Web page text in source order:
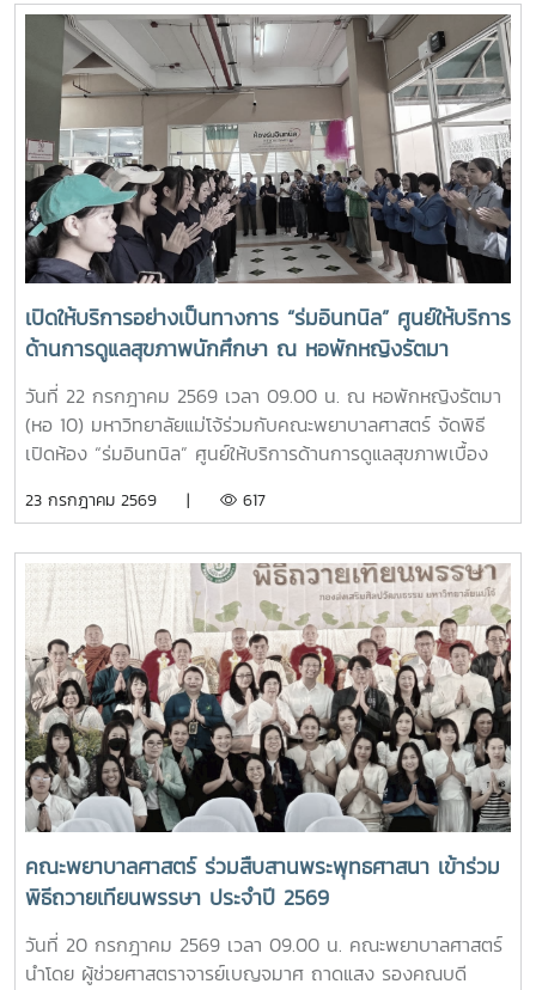
แรงบันดาลใจแก่นักเรียนในการก้าวสู่การเป็นบุคลากรทางการ
พยาบาลในอนาคตต่อไป
วิถีใหม่ (11701001)ในการนี้ รองศาสตราจารย์ ดร.เทพ พงษ์พา
นิช นายกสภามหาวิทยาลัยแม่โจ้ พร้อมด้วย นายพงษ์พิพัฒน์
ราชจันทร์ หัวหน้างานพัฒนานักศึกษาและศิษย์เก่าสัมพันธ์ ใน
ฐานะอาจารย์ประจำรายวิชา ร่วมให้ความรู้เกี่ยวกับประวัติความ
เป็นมา ปรัชญา และอัตลักษณ์ของมหาวิทยาลัยแม่โจ้ เพื่อสร้าง
ความเข้าใจและความผูกพันต่อสถาบันโอกาสนี้ รองศาสตราจารย์
ดร.เทพ พงษ์พานิช ได้เน้นย้ำให้นักศึกษาเรียนรู้รากเหง้าความ
เป็นแม่โจ้ มีความภาคภูมิใจในสถาบัน มีพลังใจในการศึกษา ยึด
มั่นและดำเนินตามรอยคุณงามความดีของปูชนียบุคคล ประพฤติ
ตนเป็นคนดี มีความรับผิดชอบ ยึดถืออัตลักษณ์ของนักศึกษา
พยาบาลศาสตร์ มหาวิทยาลัยแม่โจ้ ที่ว่า “งามสง่า จิตอาสา
อดทน สู้งาน” เพื่อเติบโตเป็นบัณฑิตพยาบาลที่มีคุณภาพ เป็น
กำลังสำคัญของสังคมในอนาคตพร้อมกันนี้ นายนพกิจ แผ่พร
รักษาการหัวหน้างานหอพักนักศึกษา ได้บรรยายภาพรวมการ
ดำเนินงานของหอพักนักศึกษา พร้อมแนะนำระบบการดูแลและ
การใช้ชีวิตในรั้วมหาวิทยาลัย และ นายวิทชัย สุขเพราะนา หัวหน้า
การอนุรักษ์ศิลปวัฒนธรรม และกิจกรรมส่งเสริมคุณลักษณะอัน
พงษ์พานิช และนายพงษ์พิพัฒน์ ราชจันทร์ ได้นำนักศึกษาเยี่ยม
ชมเส้นทางและสถานที่สำคัญภายในมหาวิทยาลัย อาทิ อนุสาวรีย์
คุณพระช่วงเกษตรศิลปการ เพื่อให้นักศึกษาได้เรียนรู้ประวัติและ
คุณูปการของปูชนียบุคคลผู้มีความสำคัญต่อมหาวิทยาลัย คุณค่า
ทางประวัติศาสตร์และจิตวิญญาณของสถาบันและช่วงบ่าย คณะ
นักศึกษาได้เข้าเยี่ยมชมสำนักฟาร์มมหาวิทยาลัย และสำนักวิจัย
และส่งเสริมวิชาการการเกษตร โดยมี นางสาววัชรินทร์ จันท
วรรณ ให้การต้อนรับ พร้อมบรรยายให้ความรู้เกี่ยวกับการผลิต
และการพัฒนาผลิตภัณฑ์กัญชงเพื่อสุขภาพ รวมทั้งนำเยี่ยมชม
แปลงกัญชง เพื่อเปิดมุมมองด้านงานวิจัยและนวัตกรรมทางการ
เกษตรของมหาวิทยาลัย จากนั้น นักศึกษาได้เดินทางไปศึกษา
แหล่งเรียนรู้อ่างเก็บน้ำห้วยโจ้ พร้อมนั่งรถเยี่ยมชมบริเวณรอบ
คณะและหน่วยงานที่ตั้งอยู่นอกพื้นที่หลักของมหาวิทยาลัย ได้แก่
คณะสัตวศาสตร์และเทคโนโลยี และวิทยาลัยพลังงาน เพื่อเรียนรู้
ศักยภาพและความหลากหลายของศาสตร์ที่มหาวิทยาลัยแม่โจ้เปิด
เปิดให้บริการอย่างเป็นทางการ “ร่มอินทนิล” ศูนย์ให้บริการ
ด้านการดูแลสุขภาพนักศึกษา ณ หอพักหญิงรัตมา
วันที่ 22 กรกฎาคม 2569 เวลา 09.00 น. ณ หอพักหญิงรัตมา
(หอ 10) มหาวิทยาลัยแม่โจ้ร่วมกับคณะพยาบาลศาสตร์ จัดพิธี
เปิดห้อง “ร่มอินทนิล” ศูนย์ให้บริการด้านการดูแลสุขภาพเบื้อง
ดร.เทพ พงษ์พานิช นายกสภามหาวิทยาลัยแม่โจ้ เป็นประธานใน
ศาสตร์ และนักศึกษา เข้าร่วมอย่างพร้อมเพรียงห้อง “ร่ม
อินทนิล” เกิดขึ้นจากความร่วมมือระหว่างมหาวิทยาลัยแม่โจ้และ
คณะพยาบาลศาสตร์ เพื่อเป็นศูนย์ให้บริการด้านการดูแลสุขภาพ
เบื้องต้น การให้คำปรึกษา แนะนำด้านสุขภาพกายและสุขภาพใจ
แก่นักศึกษา เพื่อให้นักศึกษาได้รับการดูแลอย่างทั่วถึง มีสุขภาวะ
ที่ดีทั้งด้านร่างกายและจิตใจ อันจะนำไปสู่การส่งเสริมคุณภาพ
ชีวิต ความปลอดภัย และสวัสดิภาพการใช้ชีวิตภายในมหาวิทยาลัย
โดยจะเปิดให้บริการทุกวัน ตั้งแต่เวลา 17.00-20.00 น.นอกจากนี้
ห้อง “ร่มอินทนิล” ยังเป็นพื้นที่แห่งการเรียนรู้และฝึกปฏิบัติ
วิชาชีพของนักศึกษาพยาบาล ภายใต้การกำกับดูแลของ
คณาจารย์และบุคลากรผู้เชี่ยวชาญ เพื่อให้นักศึกษาได้พัฒนา
ทักษะการดูแลผู้รับบริการจากสถานการณ์จริง ควบคู่ไปกับการ
สร้างประโยชน์แก่สังคมภายในมหาวิทยาลัยอย่างไรก็ตาม การเปิด
ให้บริการห้อง “ร่มอินทนิล” ในครั้งนี้ นับว่าเป็นก้าวสำคัญของ
มหาวิทยาลัย ในการพัฒนาระบบการดูแลสุขภาพของนักศึกษา
23 กรกฎาคม 2569 | 617
คณะพยาบาลศาสตร์ ร่วมสืบสานพระพุทธศาสนา เข้าร่วม
พิธีถวายเทียนพรรษา ประจำปี 2569
วันที่ 20 กรกฎาคม 2569 เวลา 09.00 น. คณะพยาบาลศาสตร์
นำโดย ผู้ช่วยศาสตราจารย์เบญจมาศ ถาดแสง รองคณบดี